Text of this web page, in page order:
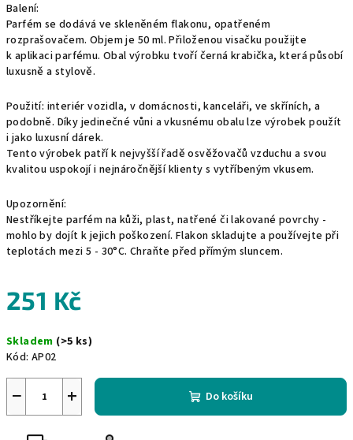
Balení:
Parfém se dodává ve skleněném flakonu, opatřeném
rozprašovačem. Objem je 50 ml. Přiloženou visačku použijte
k aplikaci parfému. Obal výrobku tvoří černá krabička, která působí
luxusně a stylově.
Použití: interiér vozidla, v domácnosti, kanceláři, ve skříních, a
podobně. Díky jedinečné vůni a vkusnému obalu lze výrobek použít
i jako luxusní dárek.
Tento výrobek patří k nejvyšší řadě osvěžovačů vzduchu a svou
kvalitou uspokojí i nejnáročnější klienty s vytříbeným vkusem.
Upozornění:
Nestříkejte parfém na kůži, plast, natřené či lakované povrchy -
mohlo by dojít k jejich poškození. Flakon skladujte a používejte při
teplotách mezi 5 - 30°C. Chraňte před přímým sluncem.
251 Kč
cena:
Skladem (>5 ks)
Kód: AP02
+
− Do košíku